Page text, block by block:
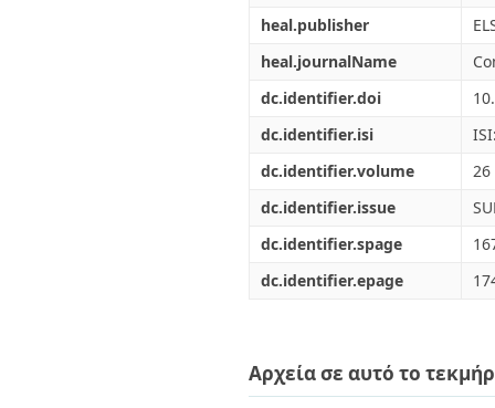
heal.publisher
heal.journalName
dc.identifier.doi
dc.identifier.isi
dc.identifier.volume
26
dc.identifier.issue
dc.identifier.spage
dc.identifier.epage
Αρχεία σε αυτό το